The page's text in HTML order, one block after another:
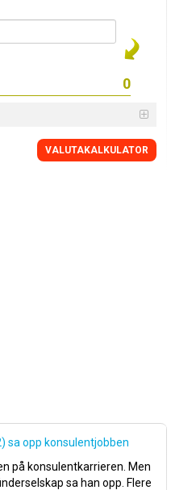
VALUTAKALKULATOR
sa opp konsulentjobben
på konsulentkarrieren. Men
sa han opp. Flere